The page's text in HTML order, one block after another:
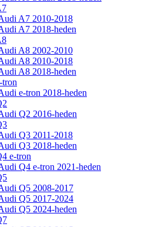
A7 2010-2018
A7 2018-heden
A8 2002-2010
A8 2010-2018
A8 2018-heden
e-tron 2018-heden
Q2 2016-heden
Q3 2011-2018
Q3 2018-heden
e-tron
Q4 e-tron 2021-heden
Q5 2008-2017
Q5 2017-2024
Q5 2024-heden